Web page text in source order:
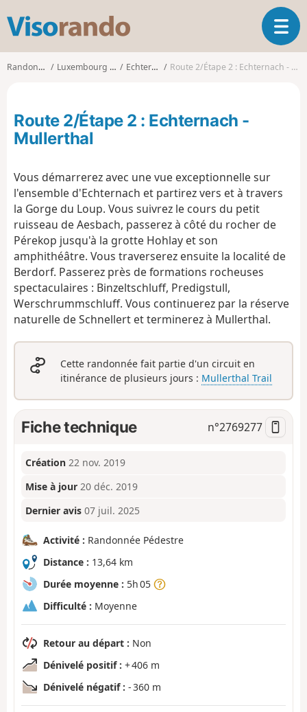
s
o
d
O
u
i
o
Randonnées Luxembourg (Pays) Echternach Route 2/Étape 2 : Echternach - Mullerthal
Route 2/Étape 2 : Echternach -
Mullerthal
Vous démarrerez avec une vue exceptionnelle sur
l'ensemble d'Echternach et partirez vers et à travers
la Gorge du Loup. Vous suivrez le cours du petit
ruisseau de Aesbach, passerez à côté du rocher de
Pérekop jusqu'à la grotte Hohlay et son
amphithéâtre. Vous traverserez ensuite la localité de
Berdorf. Passerez près de formations rocheuses
spectaculaires : Binzeltschluff, Predigstull,
Werschrummschluff. Vous continuerez par la réserve
naturelle de Schnellert et terminerez à Mullerthal.
Cette randonnée fait partie d'un circuit en
itinérance de plusieurs jours : Mullerthal Trail
Fiche technique n°2769277
Création 22 nov. 2019
Mise à jour 20 déc. 2019
Dernier avis 07 juil. 2025
Activité : Randonnée Pédestre
Distance : 13,64 km
Durée moyenne : 5h 05
Difficulté : Moyenne
Retour au départ : Non
Dénivelé positif : + 406 m
Dénivelé négatif : - 360 m